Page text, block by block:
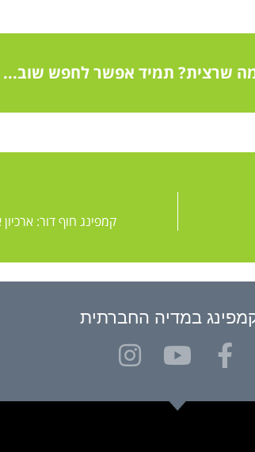
שרצית? תמיד אפשר לחפש שוב...
קמפינג חוף דור:
במדיה החברתית